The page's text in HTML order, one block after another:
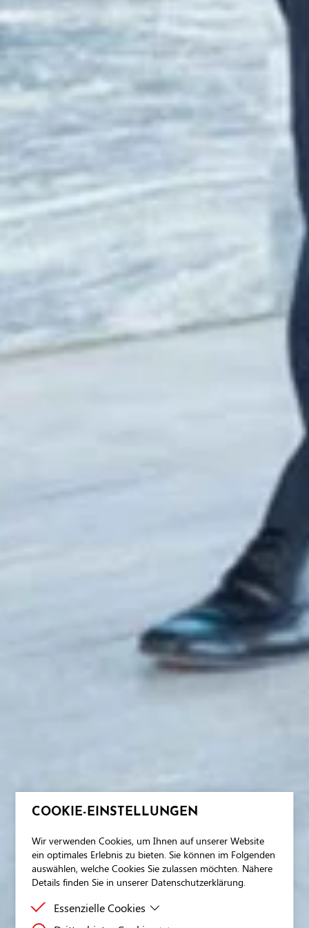
COOKIE-EINSTELLUNGEN
Wir verwenden Cookies, um Ihnen auf unserer Website
ein optimales Erlebnis zu bieten. Sie können im Folgenden
auswählen, welche Cookies Sie zulassen möchten. Nähere
Details finden Sie in unserer Datenschutzerklärung.
Essenzielle Cookies